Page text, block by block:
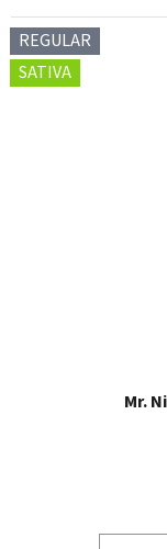
REGULAR
SATIVA
Mr.